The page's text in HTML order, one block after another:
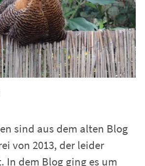
sind aus dem alten Blog
von 2013, der leider
In dem Blog ging es um